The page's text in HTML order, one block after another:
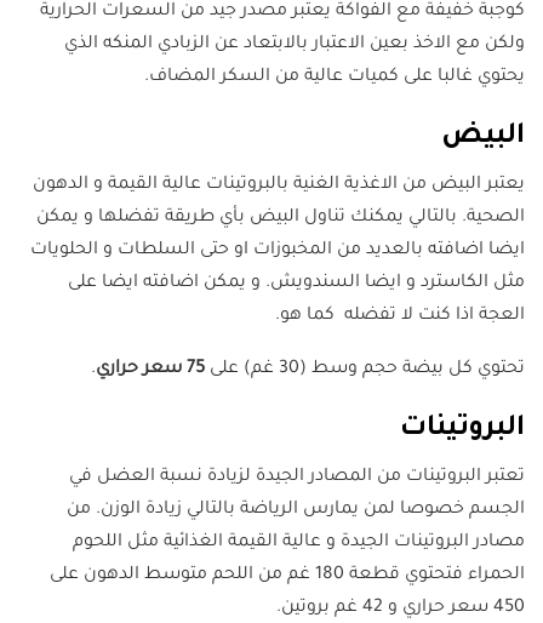
كوجبة خفيفة مع الفواكة يعتبر مصدر جيد من السعرات الحرارية
ولكن مع الاخذ بعين الاعتبار بالابتعاد عن الزبادي المنكه الذي
يحتوي غالبا على كميات عالية من السكر المضاف.
البيض
يعتبر البيض من الاغذية الغنية بالبروتينات عالية القيمة و الدهون
الصحية. بالتالي يمكنك تناول البيض بأي طريقة تفضلها و يمكن
ايضا اضافته بالعديد من المخبوزات او حتى السلطات و الحلويات
مثل الكاسترد و ايضا السندويش. و يمكن اضافته ايضا على
العجة اذا كنت لا تفضله كما هو.
تحتوي كل بيضة حجم وسط (30 غم) على .
البروتينات
تعتبر البروتينات من المصادر الجيدة لزيادة نسبة العضل في
الجسم خصوصا لمن يمارس الرياضة بالتالي زيادة الوزن. من
مصادر البروتينات الجيدة و عالية القيمة الغذائية مثل اللحوم
الحمراء فتحتوي قطعة 180 غم من اللحم متوسط الدهون على
450 سعر حراري و 42 غم بروتين.